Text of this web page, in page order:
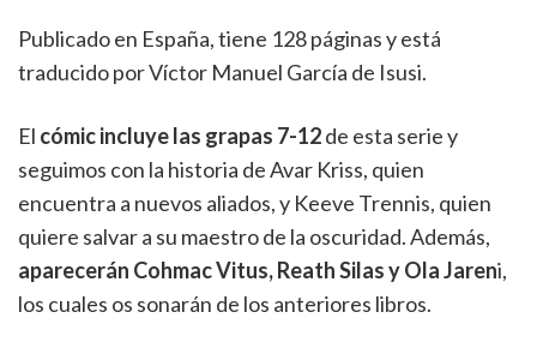
Publicado en España, tiene 128 páginas y está
traducido por Víctor Manuel García de Isusi.
El cómic incluye las grapas 7-12de esta serie y
seguimos con la historia de Avar Kriss, quien
encuentra a nuevos aliados, y Keeve Trennis, quien
quiere salvar a su maestro de la oscuridad. Además,
aparecerán Cohmac Vitus, Reath Silas y Ola Jareni,
los cuales os sonarán de los anteriores libros.